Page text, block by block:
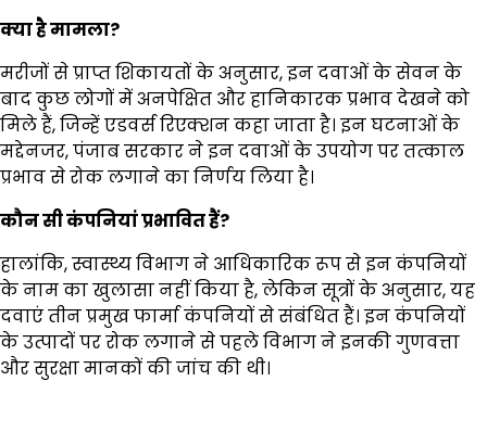
क्या है मामला?
मरीजों से प्राप्त शिकायतों के अनुसार, इन दवाओं के सेवन के
बाद कुछ लोगों में अनपेक्षित और हानिकारक प्रभाव देखने को
मिले हैं, जिन्हें एडवर्स रिएक्शन कहा जाता है। इन घटनाओं के
मद्देनजर, पंजाब सरकार ने इन दवाओं के उपयोग पर तत्काल
प्रभाव से रोक लगाने का निर्णय लिया है।
कौन सी कंपनियां प्रभावित हैं?
हालांकि, स्वास्थ्य विभाग ने आधिकारिक रूप से इन कंपनियों
के नाम का खुलासा नहीं किया है, लेकिन सूत्रों के अनुसार, यह
दवाएं तीन प्रमुख फार्मा कंपनियों से संबंधित हैं। इन कंपनियों
के उत्पादों पर रोक लगाने से पहले विभाग ने इनकी गुणवत्ता
और सुरक्षा मानकों की जांच की थी।